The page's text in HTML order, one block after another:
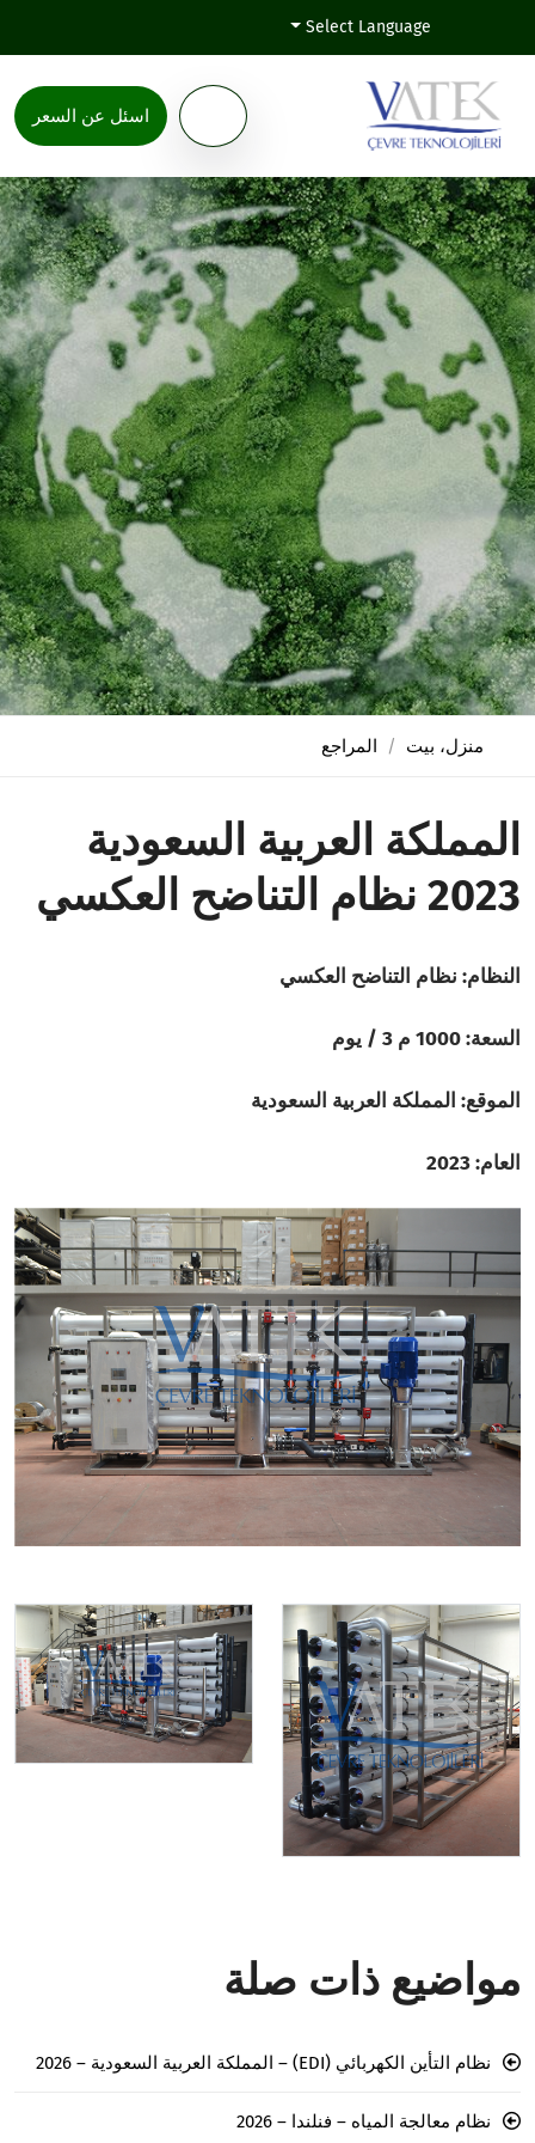
Select Language
اسئل عن السعر
منزل، بيت المراجع
المملكة العربية السعودية
2023 نظام التناضح العكسي
النظام: نظام التناضح العكسي
السعة: 1000 م 3 / يوم
الموقع: المملكة العربية السعودية
العام: 2023
مواضيع ذات صلة
نظام التأين الكهربائي (EDI) – المملكة العربية السعودية – 2026
نظام معالجة المياه – فنلندا – 2026